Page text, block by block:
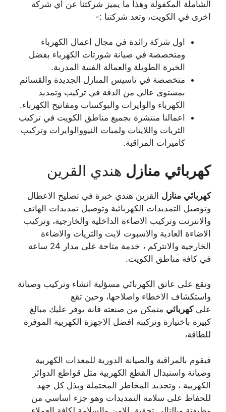
الشاملة المكفولة وهذا ما يميز شركتنا عن اي شركة
اخرى في الكويت، وتعد شركتنا :-
اول شركة رائدة في مجال اعمال الكهرباء
ومتخصصة في صيانة شورتات الكهرباء بفضل
الخبرة الطويلة والعمالة الفنية المدربة.
متخصصة في تاسيس المنازل الجديدة والقسائم
بمستوى عالي من الدقة في تركيب وتمديد
الكهرباء والوايرات والبوكسات ومفاتيح الكهرباء.
اعمالنا منتشرة بجميع مناطق الكويت في تركيب
الثريات واللايتات ولمبات النيووالوايرات وتركيب
كاميرات المراقبة.
كهربائي منازل هندي القرين
كهربائي منازل القرين هندي خبرة في تصليح الاعطال
وتوصيل التمديدات الكهربائية وتوصيل تمديدات الهاتف
والانترنت وتركيب الاضاءة الداخلية والخارجية، وتركيب
الاضاءة العادية والاسبوت لايت والثريات والاضاءة
الخارجية والانتركم ، خدمة متاحة على مدار 24 ساعة
في كافة مناطق الكويت.
وتقع على عاتق الكهربائي مسؤلية انشاء وتركيب وصيانة
واستكشاف الاخطاء واصلاحها، وحين تقع
علىكهربائي متمكن من صنعته فانة يوفر عليك مبالغ
كبيرة باختيارة وتركيبة افضل الاجهزة الكهربية الموفرة
للطاقة،
فيقوم بالمراقبة والصيانة الدورية للمعدات الكهربية
وصيانة واستبدال القطع الكهربية مثل قواطع الدوائر
الكهربية ، وتحديد المخاطر المحتملة وبذل كل جهد
للحفاظ على سلامة التمديدات وهو جزء اساسي من